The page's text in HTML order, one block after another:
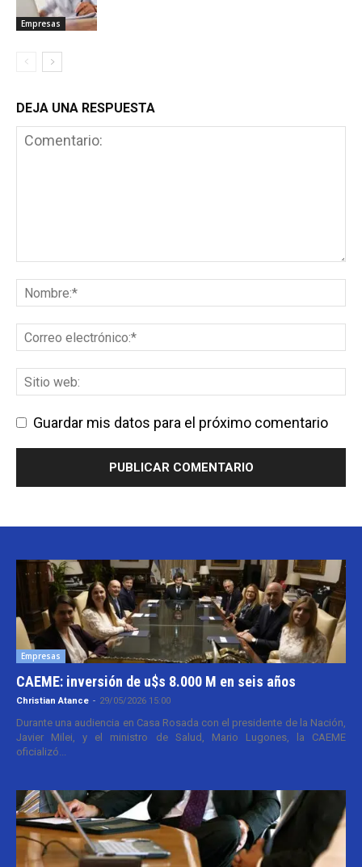
Empresas
DEJA UNA RESPUESTA
Guardar mis datos para el próximo comentario
Empresas
CAEME: inversión de u$s 8.000 M en seis años
Christian Atance - 29/05/2026 15:00
Durante una audiencia en Casa Rosada con el presidente de la Nación,
Javier Milei, y el ministro de Salud, Mario Lugones, la CAEME
oficializó...